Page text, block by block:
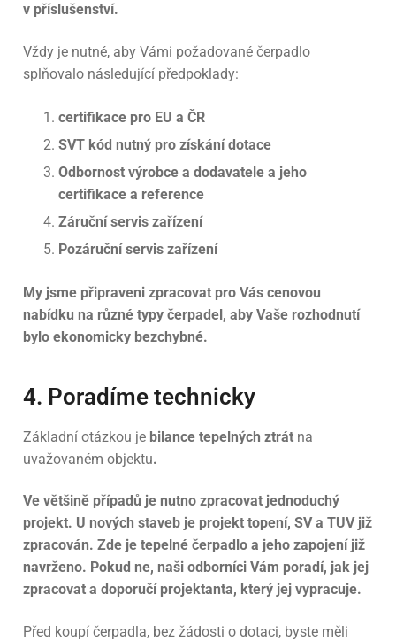
v příslušenství.
Vždy je nutné, aby Vámi požadované čerpadlo
splňovalo následující předpoklady:
certifikace pro EU a ČR
SVT kód nutný pro získání dotace
Odbornost výrobce a dodavatele a jeho
certifikace a reference
Záruční servis zařízení
Pozáruční servis zařízení
My jsme připraveni zpracovat pro Vás cenovou
nabídku na různé typy čerpadel, aby Vaše rozhodnutí
bylo ekonomicky bezchybné.
4. Poradíme technicky
Základní otázkou je bilance tepelných ztrát na
uvažovaném objektu.
Ve většině případů je nutno zpracovat jednoduchý
projekt. U nových staveb je projekt topení, SV a TUV již
zpracován. Zde je tepelné čerpadlo a jeho zapojení již
navrženo. Pokud ne, naši odborníci Vám poradí, jak jej
zpracovat a doporučí projektanta, který jej vypracuje.
Před koupí čerpadla, bez žádosti o dotaci, byste měli